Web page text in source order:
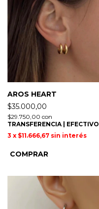
AROS HEART
$35.000,00
$29.750,00 con
TRANSFERENCIA | EFECTIVO
3 x $11.666,67 sin interés